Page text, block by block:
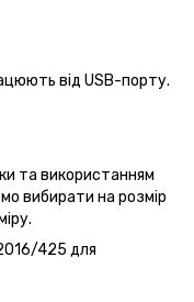
від USB-порту.
та використанням
вибирати на розмір
425 для